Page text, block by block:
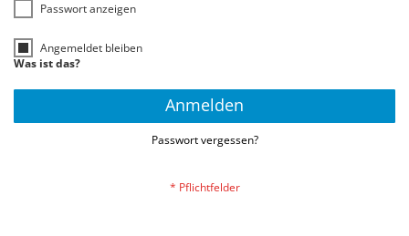
Passwort anzeigen
Angemeldet bleiben
Was ist das?
Anmelden
Passwort vergessen?